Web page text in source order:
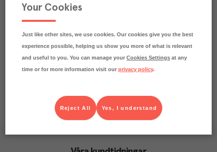
Varje kilo av varan påverkar klimatet motsvarande
utsläppen av 0.8 kg koldioxid.
Your Cookies
Just like other sites, we use cookies. Our cookies give you the best
experience possible, helping us show you more of what is relevant
and useful to you. You can manage yourCookies Settings at any
time or for more information visit ourprivacy policy.
Yes, I understand
Reject All